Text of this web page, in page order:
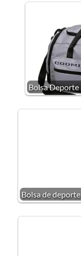
Bolsa Deporte
Bolsa de